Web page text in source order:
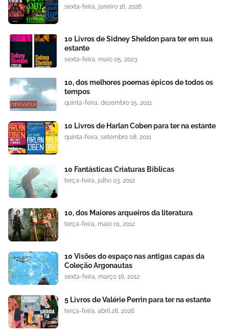
sexta-feira, janeiro 16, 2026
10 Livros de Sidney Sheldon para ter em sua
estante
sexta-feira, maio 05, 2023
10, dos melhores poemas épicos de todos os
tempos
quinta-feira, dezembro 15, 2011
10 Livros de Harlan Coben para ter na estante
quinta-feira, setembro 08, 2011
10 Fantásticas Criaturas Bíblicas
terça-feira, julho 03, 2012
10, dos Maiores arqueiros da literatura
terça-feira, maio 01, 2012
10 Visões do espaço nas antigas capas da
Coleção Argonautas
sexta-feira, março 16, 2012
5 Livros de Valérie Perrin para ter na estante
terça-feira, abril 28, 2026